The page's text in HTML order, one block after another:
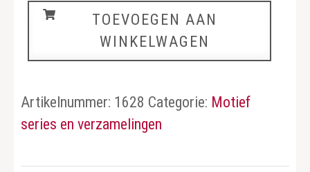
Schepen
TOEVOEGEN AAN
WINKELWAGEN
Artikelnummer: 1628 Categorie: Motief
series en verzamelingen